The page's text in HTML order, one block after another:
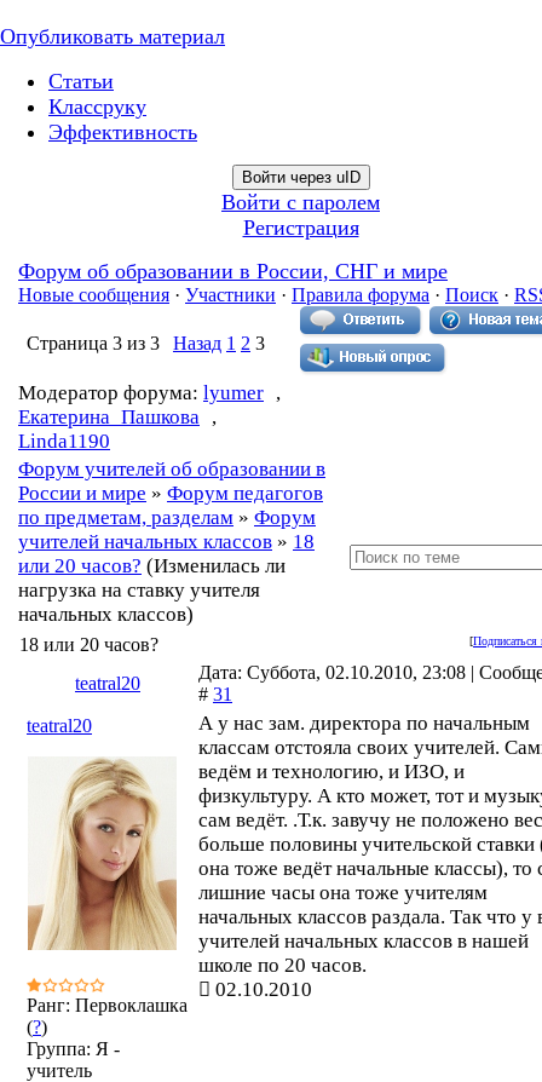
Опубликовать материал
Статьи
Классруку
Эффективность
Войти через uID
Войти с паролем
Регистрация
Форум об образовании в России, СНГ и мире
Новые сообщения · Участники · Правила форума · Поиск ·
Страница 3 из 3 Назад 1 2 3
Модератор форума: lyumer ,
Екатерина_Пашкова ,
Linda1190
Форум учителей об образовании в
России и мире » Форум педагогов
по предметам, разделам » Форум
учителей начальных классов » 18
или 20 часов? (Изменилась ли
нагрузка на ставку учителя
начальных классов)
[Подписаться
18 или 20 часов?
teatral20
Дата: Суббота, 02.10.2010, 23:08 |
# 31
teatral20
Ранг: Первоклашка
(?)
Группа: Я -
учитель
А у нас зам. директора по начальным
классам отстояла своих учителей.
ведём и технологию, и ИЗО, и
физкультуру. А кто может, тот и
сам ведёт. .Т.к. завучу не положено
больше половины учительской ставки
она тоже ведёт начальные классы), то
лишние часы она тоже учителям
начальных классов раздала. Так что у
учителей начальных классов в нашей
школе по 20 часов.
02.10.2010